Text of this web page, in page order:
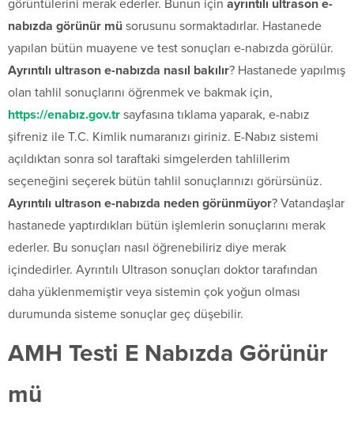
görüntülerini merak ederler. Bunun için ayrıntılı ultrason e-
nabızda görünür mü sorusunu sormaktadırlar. Hastanede
yapılan bütün muayene ve test sonuçları e-nabızda görülür.
Ayrıntılı ultrason e-nabızda nasıl bakılır? Hastanede yapılmış
olan tahlil sonuçlarını öğrenmek ve bakmak için,
https://enabız.gov.tr sayfasına tıklama yaparak, e-nabız
şifreniz ile T.C. Kimlik numaranızı giriniz. E-Nabız sistemi
açıldıktan sonra sol taraftaki simgelerden tahlillerim
seçeneğini seçerek bütün tahlil sonuçlarınızı görürsünüz.
Ayrıntılı ultrason e-nabızda neden görünmüyor? Vatandaşlar
hastanede yaptırdıkları bütün işlemlerin sonuçlarını merak
ederler. Bu sonuçları nasıl öğrenebiliriz diye merak
içindedirler. Ayrıntılı Ultrason sonuçları doktor tarafından
daha yüklenmemiştir veya sistemin çok yoğun olması
durumunda sisteme sonuçlar geç düşebilir.
AMH Testi E Nabızda Görünür
mü